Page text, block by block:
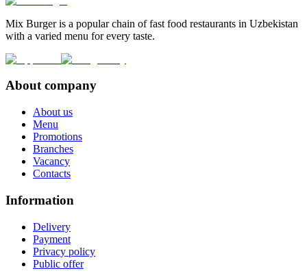
Mix Burger is a popular chain of fast food restaurants in Uzbekistan
with a varied menu for every taste.
About company
About us
Menu
Promotions
Branches
Vacancy
Contacts
Information
Delivery
Payment
Privacy policy
Public offer